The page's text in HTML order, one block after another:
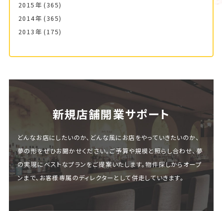
2015年 (365)
2014年 (365)
2013年 (175)
新規店舗開業サポート
どんなお店にしたいのか、どんな風にお店をやっていきたいのか、
夢の形をぜひお聞かせください。ご予算や規模と照らし合わせ、夢
の実現にベストなプランをご提案いたします。物件探しからオープ
ンまで、お客様専属のディレクターとして併走していきます。